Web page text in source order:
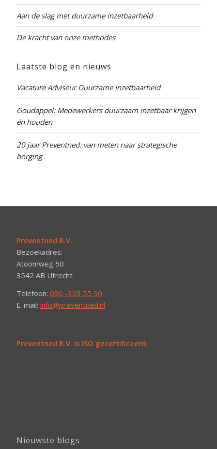
Aan de slag met duurzame inzetbaarheid
De kracht van onze methodes
Laatste blog en nieuws
Vacature Adviseur Duurzame Inzetbaarheid
Goudappel: Medewerkers duurzaam inzetbaar krijgen
én houden
20 jaar Preventned: van meten naar strategische
borging
Preventned B.V.
Bezoekadres:
Atoomweg 50
3542 AB Utrecht
Telefoon: 030 -303 55 90
E-mail: info@preventned.nl
Preventned B.V. is ISO gecertificeerd:
Nieuwste blogs